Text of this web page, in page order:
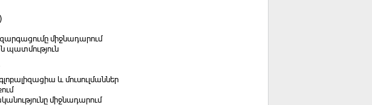
միջնադարում
և մուսուլմաններ
միջնադարում